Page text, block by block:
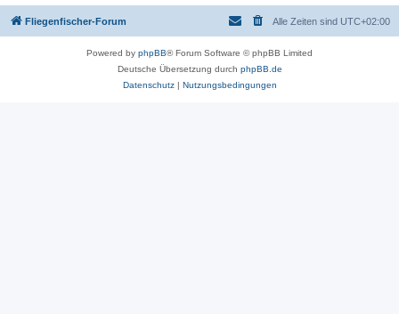
Fliegenfischer-Forum Alle Zeiten sind UTC+02:00
Powered by phpBB® Forum Software © phpBB Limited
Deutsche Übersetzung durch phpBB.de
Datenschutz| Nutzungsbedingungen